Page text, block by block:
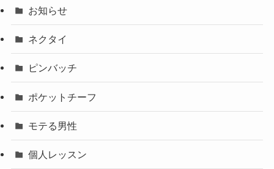
お知らせ
ネクタイ
ピンバッチ
ポケットチーフ
モテる男性
個人レッスン